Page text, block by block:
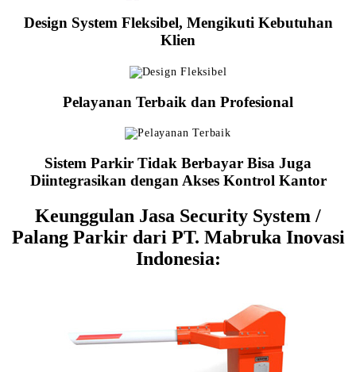
Design System Fleksibel, Mengikuti Kebutuhan
Klien
Pelayanan Terbaik dan Profesional
Sistem Parkir Tidak Berbayar Bisa Juga
Diintegrasikan dengan Akses Kontrol Kantor
Keunggulan Jasa Security System /
Palang Parkir dari PT. Mabruka Inovasi
Indonesia: